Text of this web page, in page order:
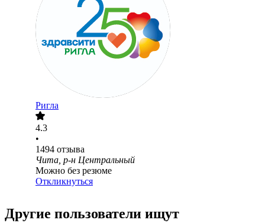
Ригла
4.3
•
1494 отзыва
Чита, р-н Центральный
Можно без резюме
Откликнуться
Другие пользователи ищут